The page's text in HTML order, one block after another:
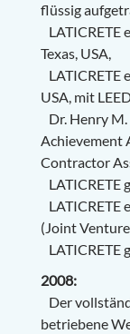
flüssig
LATICRETE
Texas, USA,
LATICRETE
USA, mit
Dr. Henry
Achievement
Contractor
LATICRETE
LATICRETE
(Joint
LATICRETE
2008:
Der
betriebene